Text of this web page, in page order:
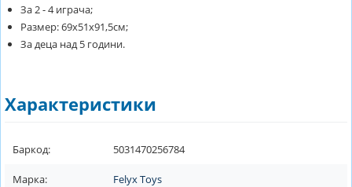
За 2 - 4 играча;
Размер: 69х51х91,5см;
За деца над 5 години.
Характеристики
Баркод: 5031470256784
Марка: Felyx Toys